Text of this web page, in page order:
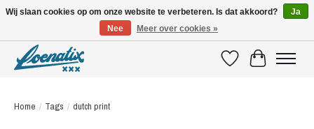
VerlanglijstWinkelwagen
Home / Tags / dutch print
Wij slaan cookies op om onze website te verbeteren. Is dat akkoord?
Ja
Nee
Meer over cookies »